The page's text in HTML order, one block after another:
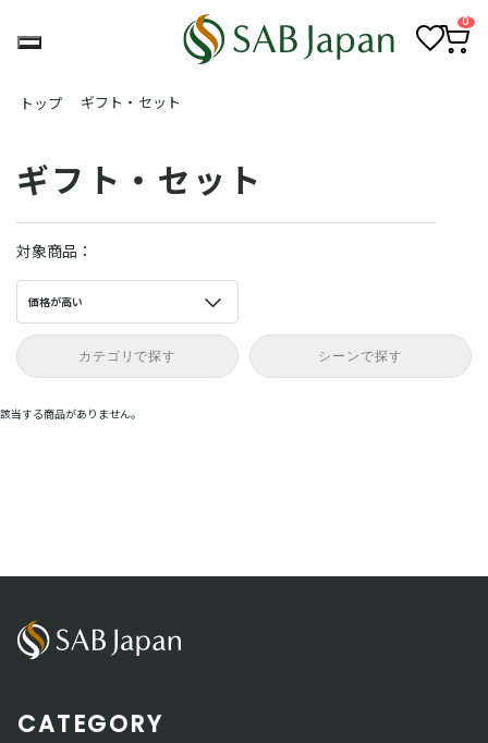
0
トップ ギフト・セット
ギフト・セット
対象商品：
価格が高い
カテゴリで探す シーンで探す
該当する商品がありません。
CATEGORY